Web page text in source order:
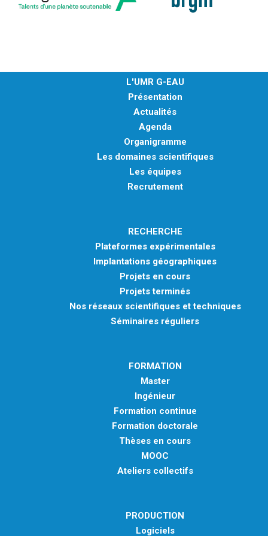
L'UMR G-EAU
Présentation
Actualités
Agenda
Organigramme
Les domaines scientifiques
Les équipes
Recrutement
RECHERCHE
Plateformes expérimentales
Implantations géographiques
Projets en cours
Projets terminés
Nos réseaux scientifiques et techniques
Séminaires réguliers
FORMATION
Master
Ingénieur
Formation continue
Formation doctorale
Thèses en cours
MOOC
Ateliers collectifs
PRODUCTION
Logiciels